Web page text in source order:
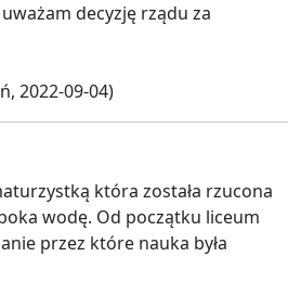
decyzję rządu za
2022-09-04)
która została rzucona
wodę. Od początku liceum
przez które nauka była